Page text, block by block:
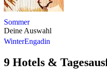
Sommer
Deine Auswahl
WinterEngadin
9 Hotels &